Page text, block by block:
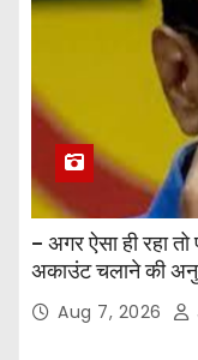
– अगर ऐसा ही रहा
अकाउंट चलाने की
Aug 7, 2026